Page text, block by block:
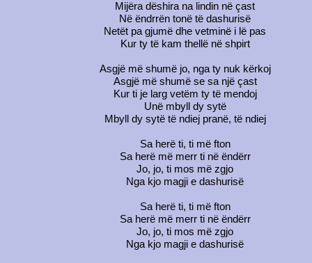
Mijëra dëshira na lindin në çast
Në ëndrrën tonë të dashurisë
Netët pa gjumë dhe vetminë i lë pas
Kur ty të kam thellë në shpirt
Asgjë më shumë jo, nga ty nuk kërkoj
Asgjë më shumë se sa një çast
Kur ti je larg vetëm ty të mendoj
Unë mbyll dy sytë
Mbyll dy sytë të ndiej pranë, të ndiej
Sa herë ti, ti më fton
Sa herë më merr ti në ëndërr
Jo, jo, ti mos më zgjo
Nga kjo magji e dashurisë
Sa herë ti, ti më fton
Sa herë më merr ti në ëndërr
Jo, jo, ti mos më zgjo
Nga kjo magji e dashurisë